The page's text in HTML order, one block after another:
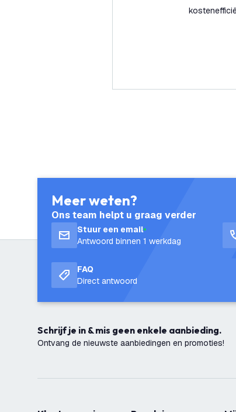
Meer weten?
Ons team helpt u graag verder
Stuur een email
Antwoord binnen 1 werkdag
FAQ
Direct antwoord
Schrijf je in & mis geen enkele aanbieding.
Ontvang de nieuwste aanbiedingen en promoties!